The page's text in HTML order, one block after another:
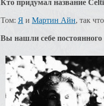
Кто придумал название
Том: Я и Мартин Айн, так
Вы нашли себе